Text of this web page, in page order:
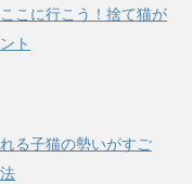
こに行こう！捨て猫が
ト
る子猫の勢いがすご